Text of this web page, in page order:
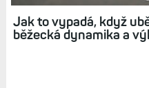
Jak to vypadá, když
běžecká dynamika a